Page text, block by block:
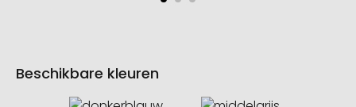
Beschikbare kleuren